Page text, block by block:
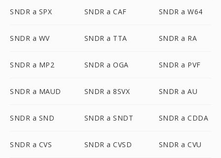
SNDR a SPX SNDR a CAF SNDR a W64
SNDR a WV SNDR a TTA SNDR a RA
SNDR a MP2 SNDR a OGA SNDR a PVF
SNDR a MAUD SNDR a 8SVX SNDR a AU
SNDR a SND SNDR a SNDT SNDR a CDDA
SNDR a CVS SNDR a CVSD SNDR a CVU